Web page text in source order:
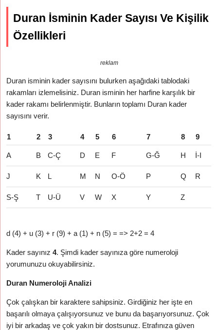
Duran İsminin Kader Sayısı Ve Kişilik
Özellikleri
reklam
Duran isminin kader sayısını bulurken aşağıdaki tablodaki
rakamları izlemelisiniz. Duran isminin her harfine karşılık bir
kader rakamı belirlenmiştir. Bunların toplamı Duran kader
sayısını verir.
1 2 3 4 5 6 7 8 9
A B C-Ç D E F G-Ğ H İ-I
J K L M N O-Ö P Q R
S-Ş T U-Ü V W X Y Z
d (4) + u (3) + r (9) + a (1) + n (5) = => 2+2 = 4
Kader sayınız4. Şimdi kader sayınıza göre numeroloji
yorumunuzu okuyabilirsiniz.
Duran Numeroloji Analizi
Çok çalışkan bir karaktere sahipsiniz. Girdiğiniz her işte en
başarılı olmaya çalışıyorsunuz ve bunu da başarıyorsunuz. Çok
iyi bir arkadaş ve çok yakın bir dostsunuz. Etrafınıza güven